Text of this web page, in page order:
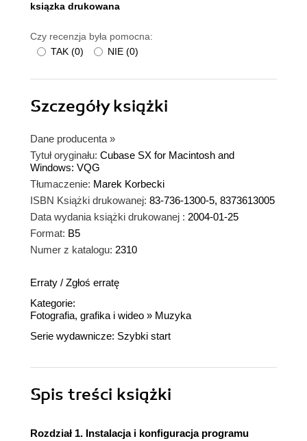
ksiązka drukowana
Czy recenzja była pomocna:
TAK (0) NIE (0)
Szczegółyksiążki
Dane producenta »
Tytuł oryginału: Cubase SX for Macintosh and
Windows: VQG
Tłumaczenie: Marek Korbecki
ISBN Książki drukowanej: 83-736-1300-5, 8373613005
Data wydania książki drukowanej : 2004-01-25
Format: B5
Numer z katalogu: 2310
Erraty / Zgłoś erratę
Kategorie:
Fotografia, grafika i wideo » Muzyka
Serie wydawnicze: Szybki start
Spis treści książki
Rozdział 1. Instalacja i konfiguracja programu